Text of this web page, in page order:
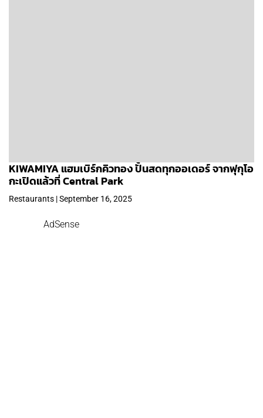
KIWAMIYA แฮมเบิร์กคิวทอง ปั้นสดทุกออเดอร์ จากฟุกุโอ
กะเปิดแล้วที่ Central Park
Restaurants | September 16, 2025
AdSense